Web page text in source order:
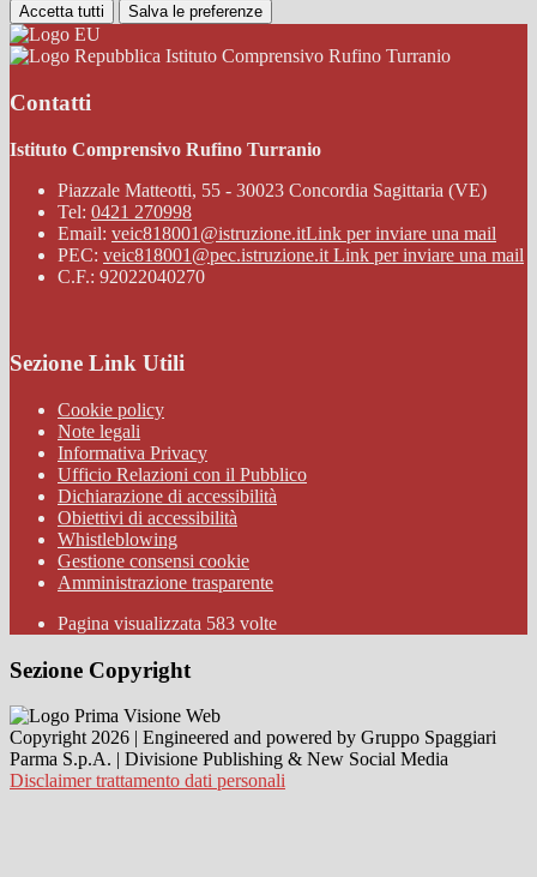
Accetta tutti Salva le preferenze
Istituto Comprensivo Rufino Turranio
Contatti
Istituto Comprensivo Rufino Turranio
Piazzale Matteotti, 55 - 30023 Concordia Sagittaria (VE)
Tel: 0421 270998
Email: veic818001@istruzione.itLink per inviare una mail
PEC: veic818001@pec.istruzione.it Link per inviare una mail
C.F.: 92022040270
Sezione Link Utili
Cookie policy
Note legali
Informativa Privacy
Ufficio Relazioni con il Pubblico
Dichiarazione di accessibilità
Obiettivi di accessibilità
Whistleblowing
Gestione consensi cookie
Amministrazione trasparente
Pagina visualizzata 583 volte
Sezione Copyright
Copyright 2026 | Engineered and powered by Gruppo Spaggiari
Parma S.p.A. | Divisione Publishing & New Social Media
Disclaimer trattamento dati personali